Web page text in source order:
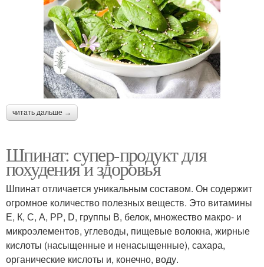
читать дальше →
Шпинат: супер-продукт для
похудения и здоровья
Шпинат отличается уникальным составом. Он содержит
огромное количество полезных веществ. Это витамины
Е, К, С, А, РР, D, группы В, белок, множество макро- и
микроэлементов, углеводы, пищевые волокна, жирные
кислоты (насыщенные и ненасыщенные), сахара,
органические кислоты и, конечно, воду.